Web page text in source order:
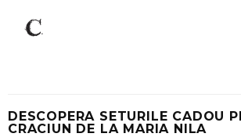
DESCOPERA SETURILE CADOU
CRACIUN DE LA MARIA NILA